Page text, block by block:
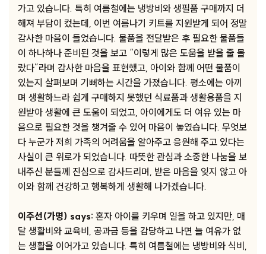
가고 있습니다. 특히 여름철에는 냉방비와 생필품 구매까지 더
해져 부담이 컸는데, 이번 여름나기 키트를 지원받게 되어 정말
감사한 마음이 들었습니다. 물품을 전달받은 후 필요한 물품들
이 하나하나 준비된 것을 보고 “이렇게 많은 도움을 받을 줄 몰
랐다”라며 감사한 마음을 표현했고, 아이와 함께 어떤 물품이
있는지 살펴보며 기뻐하는 시간을 가졌습니다. 평소에는 아끼
며 생활하느라 쉽게 구매하지 못했던 식료품과 생활용품을 지
원받아 생활에 큰 도움이 되었고, 아이에게도 더 여유 있는 마
음으로 필요한 것을 챙겨줄 수 있어 마음이 놓였습니다. 무엇보
다 누군가 저희 가족의 어려움을 알아주고 응원해 주고 있다는
사실이 큰 위로가 되었습니다. 따뜻한 관심과 소중한 나눔을 보
내주신 분들께 진심으로 감사드리며, 받은 마음을 잊지 않고 아
이와 함께 건강하고 행복하게 생활해 나가겠습니다.
이주선(가명) says: 혼자 아이를 키우며 일을 하고 있지만, 매
달 생활비와 교육비, 공과금 등을 감당하고 나면 늘 여유가 없
는 생활을 이어가고 있습니다. 특히 여름철에는 냉방비와 식비,